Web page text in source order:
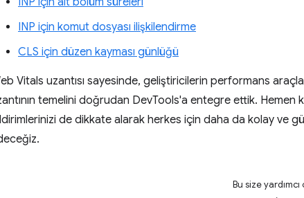
INP için komut dosyası ilişkilendirme
CLS için düzen kayması günlüğü
Vitals uzantısı sayesinde, geliştiricilerin performans
temelini doğrudan DevTools'a entegre ettik. Hemen
de dikkate alarak herkes için daha da kolay ve
Bu size yardımcı